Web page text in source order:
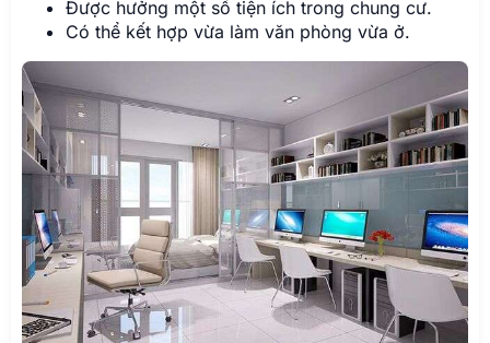
Được hưởng một số tiện ích trong chung cư.
Có thể kết hợp vừa làm văn phòng vừa ở.